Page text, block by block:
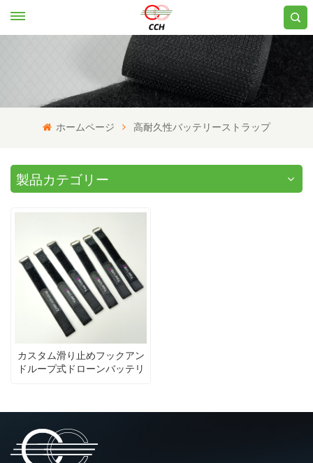
ホームページ 高耐久性バッテリーストラップ
製品カテゴリー
カスタム滑り止めフックアン
ドループ式ドローンバッテリ